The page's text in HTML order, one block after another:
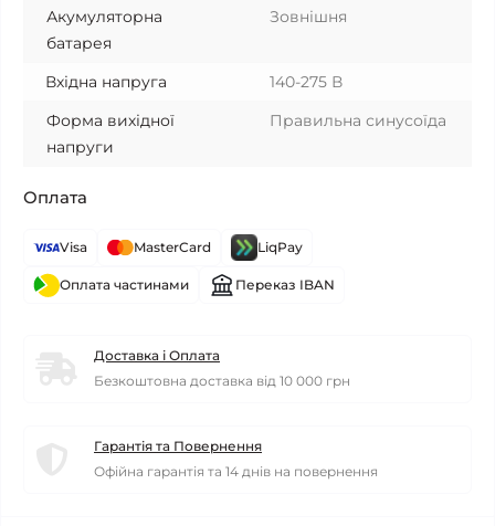
Акумуляторна
батарея
Зовнішня
Вхідна напруга
140-275 В
Форма вихідної
напруги
Правильна синусоїда
Оплата
Visa MasterCard LiqPay
Оплата частинами Переказ IBAN
Доставка і Оплата
Безкоштовна доставка від 10 000 грн
Гарантія та Повернення
Офійна гарантія та 14 днів на повернення